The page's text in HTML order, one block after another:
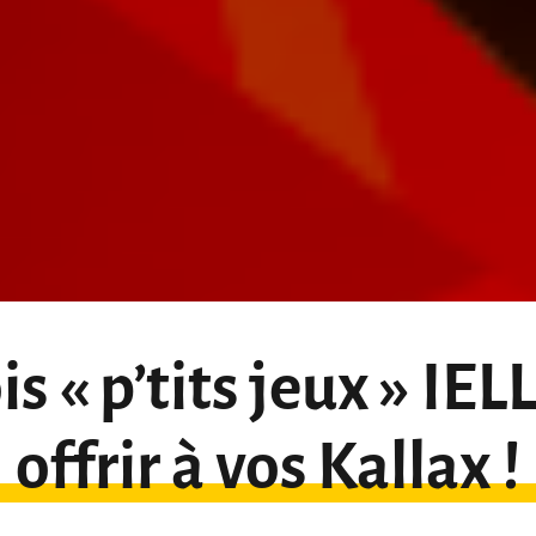
« p’tits jeux »
offrir à vos Kallax !